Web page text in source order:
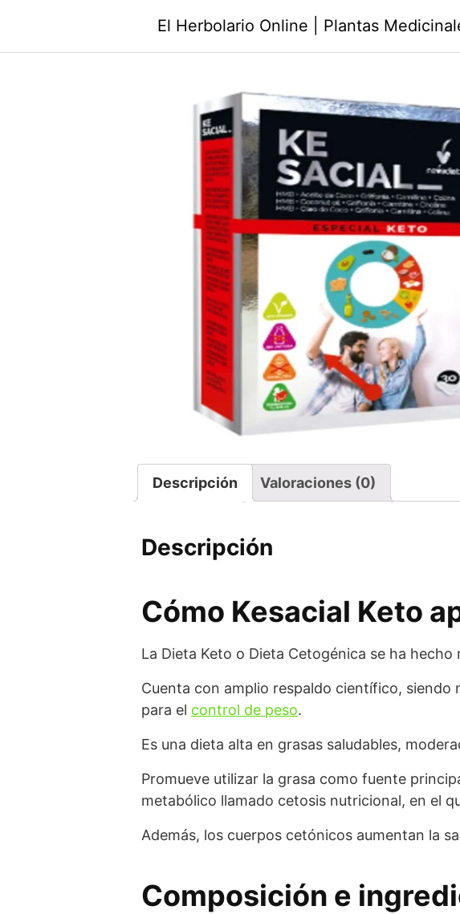
El Herbolario Online | Plantas
Descripción Valoraciones (0)
Descripción
Cómo Kesacial Keto
La Dieta Keto o Dieta Cetogénica se ha hecho
Cuenta con amplio respaldo científico, siendo
para el control de peso.
Es una dieta alta en grasas saludables,
Promueve utilizar la grasa como fuente
metabólico llamado cetosis nutricional, en el
Además, los cuerpos cetónicos aumentan la
Composición e